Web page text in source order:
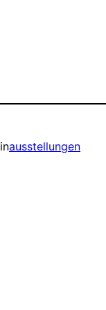
inausstellungen